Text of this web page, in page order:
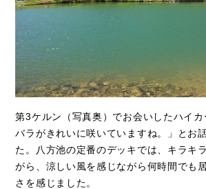
第3ケルン（写真奥）でお会いしたハイ
バラがきれいに咲いていますね。」とお
た。八方池の定番のデッキでは、キラキ
がら、涼しい風を感じながら何時間でも
さを感じました。